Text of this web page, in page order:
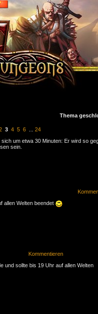
Thema
3 4 5 6
24
um etwa 30 Minuten: Er wird so
sein.
allen Welten beendet
Kommentieren
und sollte bis 19 Uhr auf allen Welten